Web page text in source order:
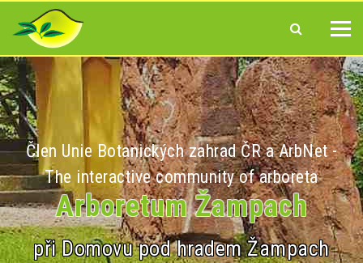
Člen Unie Botanických zahrad ČR a ArbNet -
The interactive community of arboreta
Arboretum Žampach
při Domovu pod hradem Žampach